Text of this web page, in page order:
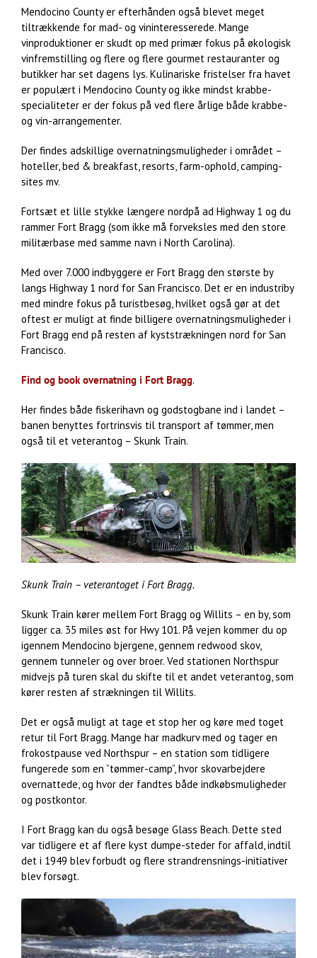
Mendocino County er efterhånden også blevet meget
tiltrækkende for mad- og vininteresserede. Mange
vinproduktioner er skudt op med primær fokus på økologisk
vinfremstilling og flere og flere gourmet restauranter og
butikker har set dagens lys. Kulinariske fristelser fra havet
er populært i Mendocino County og ikke mindst krabbe-
specialiteter er der fokus på ved flere årlige både krabbe-
og vin-arrangementer.
Der findes adskillige overnatningsmuligheder i området –
hoteller, bed & breakfast, resorts, farm-ophold, camping-
sites mv.
Fortsæt et lille stykke længere nordpå ad Highway 1 og du
rammer Fort Bragg (som ikke må forveksles med den store
militærbase med samme navn i North Carolina).
Med over 7.000 indbyggere er Fort Bragg den største by
langs Highway 1 nord for San Francisco. Det er en industriby
med mindre fokus på turistbesøg, hvilket også gør at det
oftest er muligt at finde billigere overnatningsmuligheder i
Fort Bragg end på resten af kyststrækningen nord for San
Francisco.
Find og book overnatning i Fort Bragg.
Her findes både fiskerihavn og godstogbane ind i landet –
banen benyttes fortrinsvis til transport af tømmer, men
også til et veterantog – Skunk Train.
Skunk Train – veterantoget i Fort Bragg.
Skunk Train kører mellem Fort Bragg og Willits – en by, som
ligger ca. 35 miles øst for Hwy 101. På vejen kommer du op
igennem Mendocino bjergene, gennem redwood skov,
gennem tunneler og over broer. Ved stationen Northspur
midvejs på turen skal du skifte til et andet veterantog, som
kører resten af strækningen til Willits.
Det er også muligt at tage et stop her og køre med toget
retur til Fort Bragg. Mange har madkurv med og tager en
frokostpause ved Northspur – en station som tidligere
fungerede som en ”tømmer-camp”, hvor skovarbejdere
overnattede, og hvor der fandtes både indkøbsmuligheder
og postkontor.
I Fort Bragg kan du også besøge Glass Beach. Dette sted
var tidligere et af flere kyst dumpe-steder for affald, indtil
det i 1949 blev forbudt og flere strandrensnings-initiativer
blev forsøgt.